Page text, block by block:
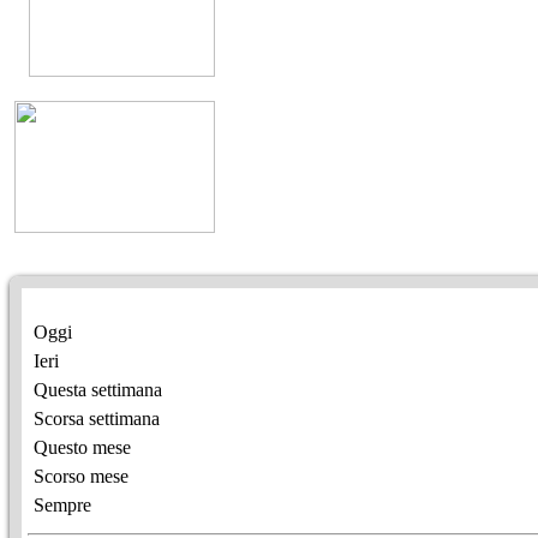
Oggi
Ieri
Questa settimana
Scorsa settimana
Questo mese
Scorso mese
Sempre